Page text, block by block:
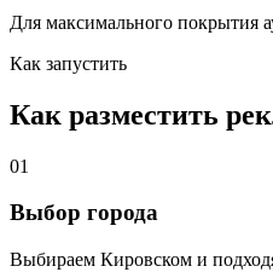
Для максимального покрытия
Как запустить
Как разместить
01
Выбор города
Выбираем Кировском и